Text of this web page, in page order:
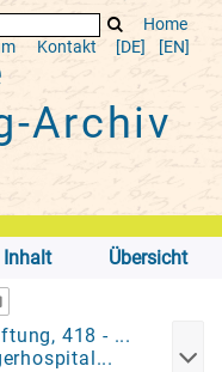
Home
Kontakt [DE] [EN]
Archiv
Inhalt
Übersicht
418 - ...